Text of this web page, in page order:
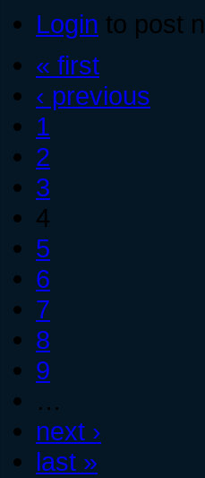
Login to post
« first
‹ previous
1
2
3
4
5
6
7
8
9
…
next ›
last »